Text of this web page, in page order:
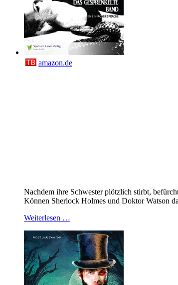
amazon.de
Nachdem ihre Schwester plötzlich stirbt,
Können Sherlock Holmes und Doktor Watson
Weiterlesen …